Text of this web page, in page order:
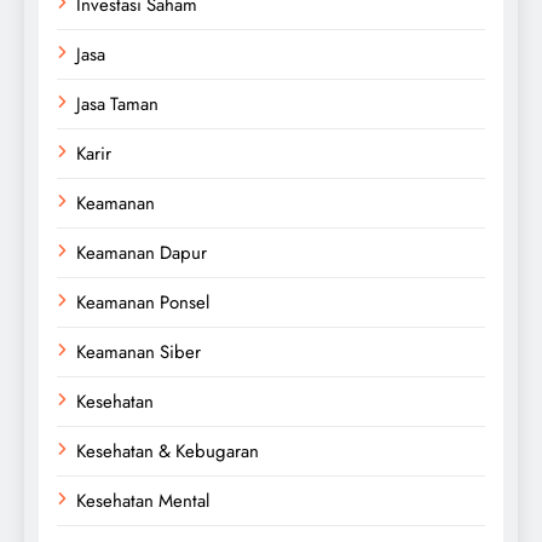
Jasa
Jasa Taman
Karir
Keamanan
Keamanan Dapur
Keamanan Ponsel
Keamanan Siber
Kesehatan
Kesehatan & Kebugaran
Kesehatan Mental